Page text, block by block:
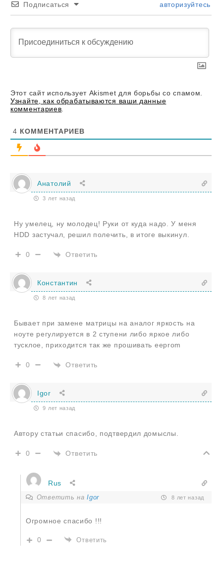
Подписаться авторизуйтесь
Этот сайт использует Akismet для борьбы со спамом.
Узнайте, как обрабатываются ваши данные
комментариев
4 КОММЕНТАРИЕВ
Анатолий
3 лет назад
Ну умелец, ну молодец! Руки от куда надо. У меня
HDD застучал, решил полечить, в итоге выкинул.
0 Ответить
Константин
8 лет назад
Бывает при замене матрицы на аналог яркость на
ноуте регулируется в 2 ступени либо яркое либо
тусклое, приходится так же прошивать eeprom
0 Ответить
Igor
9 лет назад
Автору статьи спасибо, подтвердил домыслы.
0 Ответить
Rus
Ответить наIgor 8 лет назад
Огромное спасибо !!!
0 Ответить